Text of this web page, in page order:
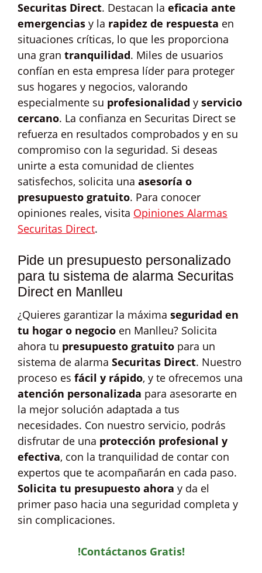
Securitas Direct. Destacan la eficacia ante
emergencias y la rapidez de respuesta en
situaciones críticas, lo que les proporciona
una gran tranquilidad. Miles de usuarios
confían en esta empresa líder para proteger
sus hogares y negocios, valorando
especialmente su profesionalidad y servicio
cercano. La confianza en Securitas Direct se
refuerza en resultados comprobados y en su
compromiso con la seguridad. Si deseas
unirte a esta comunidad de clientes
satisfechos, solicita una asesoría o
presupuesto gratuito. Para conocer
opiniones reales, visita Opiniones Alarmas
Securitas Direct.
Pide un presupuesto personalizado
para tu sistema de alarma Securitas
Direct en Manlleu
¿Quieres garantizar la máxima seguridad en
tu hogar o negocio en Manlleu? Solicita
ahora tu presupuesto gratuito para un
sistema de alarma Securitas Direct. Nuestro
proceso es fácil y rápido, y te ofrecemos una
atención personalizada para asesorarte en
la mejor solución adaptada a tus
necesidades. Con nuestro servicio, podrás
disfrutar de una protección profesional y
efectiva, con la tranquilidad de contar con
expertos que te acompañarán en cada paso.
Solicita tu presupuesto ahora y da el
primer paso hacia una seguridad completa y
sin complicaciones.
!Contáctanos Gratis!